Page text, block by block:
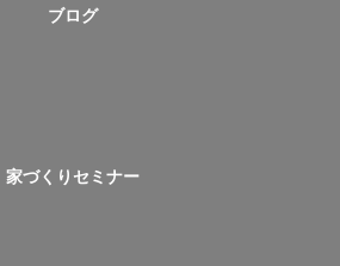
ブログ
家づくりセミナー